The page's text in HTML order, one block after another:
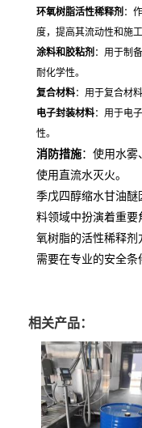
环氧树脂活性稀释剂 ：
度，提高其流动性和施工
涂料和胶粘剂 ：用于制
耐化学性。
复合材料：用于复合材
电子封装材料：用于电
性。
消防措施：使用水
使用直流水灭火。
季戊四醇缩水甘油
料领域中扮演着重要
氧树脂的活性稀释剂
需要在专业的安全条
相关产品：